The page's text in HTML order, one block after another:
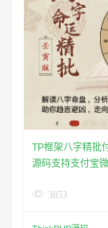
TP框架八字精批
源码支持支付宝
3853